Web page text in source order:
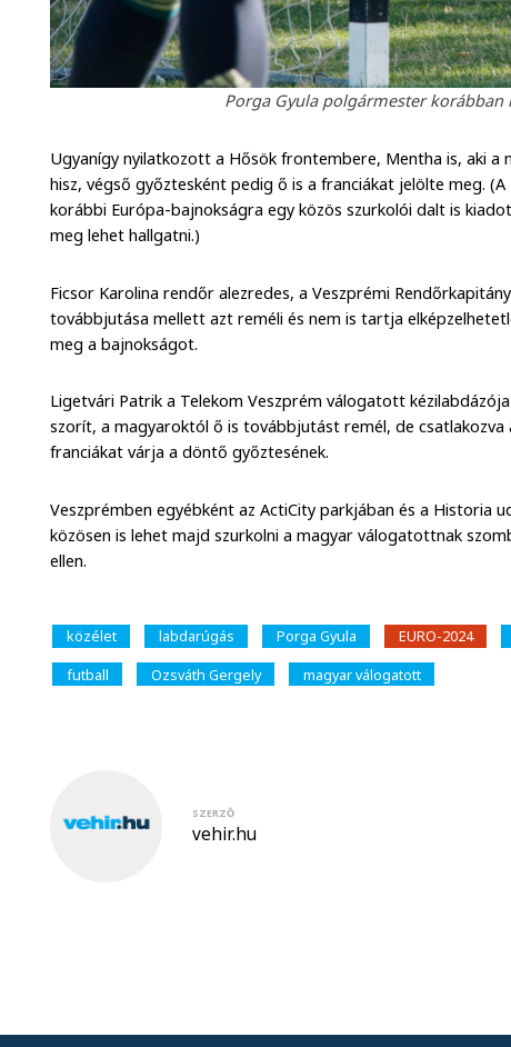
Porga Gyula polgármester
Ugyanígy nyilatkozott a Hősök frontembere, Mentha is, aki a
hisz, végső győztesként pedig ő is a franciákat jelölte meg.
korábbi Európa-bajnokságra egy közös szurkolói dalt is
meg lehet hallgatni.)
Ficsor Karolina rendőr alezredes, a Veszprémi
továbbjutása mellett azt reméli és nem is tartja
meg a bajnokságot.
Ligetvári Patrik a Telekom Veszprém válogatott
szorít, a magyaroktól ő is továbbjutást remél, de csatlakozva
franciákat várja a döntő győztesének.
Veszprémben egyébként az ActiCity parkjában és a Historia
közösen is lehet majd szurkolni a magyar válogatottnak
ellen.
közélet labdarúgás Porga Gyula EURO-2024
futball
Ozsváth Gergely magyar válogatott
SZERZŐ
vehir.hu